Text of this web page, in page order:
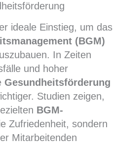
ideale Einstieg, um das
(BGM)
In Zeiten
und hoher
Gesundheitsförderung
Studien zeigen,
BGM-
Zufriedenheit, sondern
Mitarbeitenden